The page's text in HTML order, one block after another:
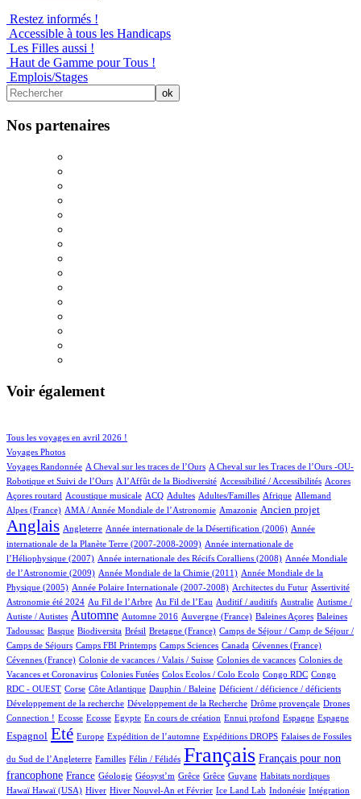
Restez informés !
Accessible à tous les Handicaps
Les Filles aussi !
Haut de Gamme pour Tous !
Emplois/Stages
Nos partenaires
Voir également
Tous les voyages en avril 2026 !
69/521
Voyages Photos
55/521
Voyages Randonnée
4/521 A Cheval sur les traces de l’Ours
4/521
A Cheval sur les Traces de l’Ours -OU-
Robotique et Suivi de l’Ours
2/521 A l’Affût de la Biodiversité
1/521 Accessibilité / Accessibilités
2/521 Acores
1/521
Açores routard
1/521 Acoustique musicale
32/521 ACQ
18/521 Adultes
11/521 Adultes/Familles
2/521 Afrique
19/521 Allemand
17/521
Alpes (France)
12/521 AMA / Année Mondiale de l’Astronomie
2/521 Amazonie
175/521 Ancien projet
395/521
Anglais
64/521 Angleterre
6/521 Année internationale de la Désertification (2006)
13/521
Année
internationale de la Planète Terre (2007-2008-2009)
4/521
Année internationale de
l’Héliophysique (2007)
1/521 Année internationale des Récifs Coralliens (2008)
12/521
Année Mondiale
de l’Astronomie (2009)
2/521 Année Mondiale de la Chimie (2011)
14/521
Année Mondiale de la
Physique (2005)
5/521 Année Polaire Internationale (2007-2008)
2/521 Architectes du Futur
1/521 Assertivité
11/521
Astronomie été 2024
9/521 Au Fil de l’Arbre
5/521 Au Fil de l’Eau
1/521 Auditif / auditifs
1/521 Australie
1/521
Autisme /
Autiste / Autistes
236/521 Automne
3/521 Automne 2016
6/521 Auvergne (France)
1/521 Baleines Açores
2/521
Baleines
Tadoussac
1/521 Basque
48/521 Biodiversita
1/521 Brésil
9/521 Bretagne (France)
34/521
Camps de Séjour / Camp de Séjour /
Camps de Séjours
1/521 Camps FBI Printemps
4/521 Camps Sciences
5/521 Canada
2/521 Cévennes (France)
1/521
Cévennes (France)
1/521 Colonie de vacances / Valais / Suisse
2/521 Colonies de vacances
3/521
Colonies de
Vacances et Coronavirus
1/521 Colonies Futées
1/521 Colos Ecolos / Colo Ecolo
1/521 Congo RDC
2/521
Congo
RDC - OUEST
1/521 Corse
11/521 Côte Atlantique
1/521 Dauphin / Baleine
1/521 Déficient / déficience / déficients
1/521
Développement de la recherche
1/521 Développement de la Recherche
1/521 Drôme provençale
10/521
Drones
Connection !
1/521 Ecosse
1/521 Ecosse
1/521 Egypte
9/521 En cours de création
1/521 Ennui profond
26/521 Espagne
14/521 Espagne
124/521
Espagnol
376/521 Eté
10/521 Europe
52/521 Expédition de l’automne
79/521 Expéditions DROPS
2/521 Falaises de Fossiles
du Sud de l’Angleterre Familles Félin / Félidés Français Français pour non
francophone
157/521 France
21/521 Géologie
1/521 Géosyst’m
1/521 Grêce
1/521 Grêce
1/521 Guyane
3/521 Habitats nordiques
1/521
Hawaï
1/521Hawaï (USA)
103/521 Hiver
15/521 Hiver Nouvel-An et Février
5/521 Ice Land Lab
1/521 Indonésie
1/521
Intégration